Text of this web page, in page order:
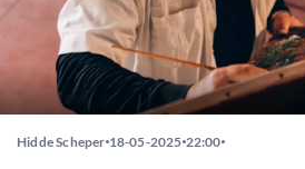
Hidde Scheper 18-05-2025 22:00